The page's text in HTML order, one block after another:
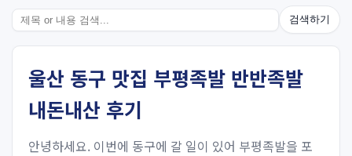
검색하기
울산 동구 맛집 부평족발 반반족발
내돈내산 후기
안녕하세요. 이번에 동구에 갈 일이 있어 부평족발을 포